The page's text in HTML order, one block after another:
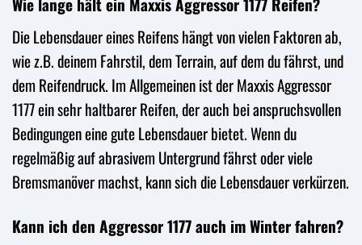
Wie lange hält ein Maxxis Aggressor 1177 Reifen?
Die Lebensdauer eines Reifens hängt von vielen Faktoren ab,
wie z.B. deinem Fahrstil, dem Terrain, auf dem du fährst, und
dem Reifendruck. Im Allgemeinen ist der Maxxis Aggressor
1177 ein sehr haltbarer Reifen, der auch bei anspruchsvollen
Bedingungen eine gute Lebensdauer bietet. Wenn du
regelmäßig auf abrasivem Untergrund fährst oder viele
Bremsmanöver machst, kann sich die Lebensdauer verkürzen.
Kann ich den Aggressor 1177 auch im Winter fahren?